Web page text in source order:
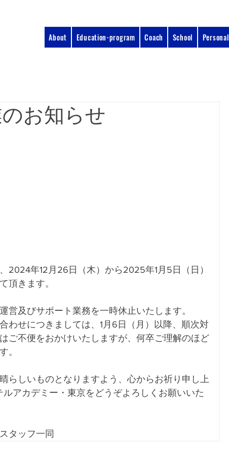
About Education-program Coach School Personal
お知らせ
2024年12月26日（木）から2025年1月5日（日）
頂きます。
営及びサポート業務を一時休止いたします。
わせにつきましては、1月6日（月）以降、順次対
ご不便をおかけいたしますが、何卒ご理解のほど
。
らしいものとなりますよう、心からお祈り申し上
アカデミー・東京をどうぞよろしくお願いいた
タッフ一同